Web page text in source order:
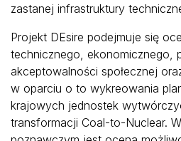
zastanej infrastruktury
Projekt DEsire podejmuje się
technicznego, ekonomicznego,
akceptowalności społecznej
w oparciu o to wykreowania
krajowych jednostek
transformacji Coal-to-Nuclear.